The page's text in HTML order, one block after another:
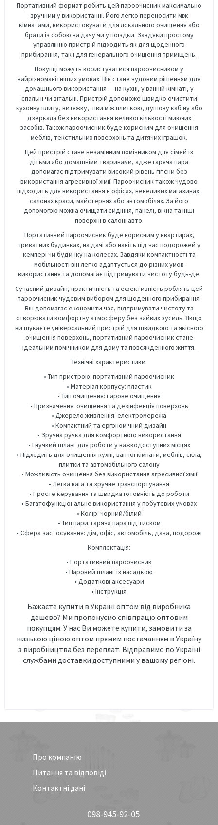
Портативний формат робить цей пароочисник максимально
зручним у використанні. Його легко переносити між
кімнатами, використовувати для локального очищення або
брати із собою на дачу чи у поїздки. Завдяки простому
управлінню пристрій підходить як для щоденного
прибирання, так і для генерального очищення приміщень.
Покупці можуть користуватися пароочисником у
найрізноманітніших умовах. Він стане чудовим рішенням для
домашнього використання — на кухні, у ванній кімнаті, у
спальні чи вітальні. Пристрій допоможе швидко очистити
кухонну плиту, витяжку, шви між плиткою, душову кабіну або
дзеркала без використання великої кількості миючих
засобів. Також пароочисник буде корисним для очищення
меблів, текстильних поверхонь та дитячих іграшок.
Цей пристрій стане незамінним помічником для сімей із
дітьми або домашніми тваринами, адже гаряча пара
допомагає підтримувати високий рівень гігієни без
використання агресивної хімії. Пароочисник також чудово
підходить для використання в офісах, невеликих магазинах,
салонах краси, майстернях або автомобілях. За його
допомогою можна очищати сидіння, панелі, вікна та інші
поверхні в салоні авто.
Портативний пароочисник буде корисним у квартирах,
приватних будинках, на дачі або навіть під час подорожей у
кемпері чи будинку на колесах. Завдяки компактності та
мобільності він легко адаптується до різних умов
використання та допомагає підтримувати чистоту будь-де.
Сучасний дизайн, практичність та ефективність роблять цей
пароочисник чудовим вибором для щоденного прибирання.
Він допомагає економити час, підтримувати чистоту та
створювати комфортну атмосферу без зайвих зусиль. Якщо
ви шукаєте універсальний пристрій для швидкого та якісного
очищення поверхонь, портативний пароочисник стане
ідеальним помічником для дому та повсякденного життя.
Технічні характеристики:
• Тип пристрою: портативний пароочисник
• Матеріал корпусу: пластик
• Тип очищення: парове очищення
• Призначення: очищення та дезінфекція поверхонь
• Джерело живлення: електромережа
• Компактний та ергономічний дизайн
• Зручна ручка для комфортного використання
• Гнучкий шланг для роботи у важкодоступних місцях
• Підходить для очищення кухні, ванної кімнати, меблів, скла,
плитки та автомобільного салону
• Можливість очищення без використання агресивної хімії
• Легка вага та зручне транспортування
• Просте керування та швидка готовність до роботи
• Багатофункціональне використання у побутових умовах
• Колір: чорний/білий
• Тип пари: гаряча пара під тиском
• Сфера застосування: дім, офіс, автомобіль, дача, подорожі
Комплектація:
• Портативний пароочисник
• Паровий шланг із насадкою
• Додаткові аксесуари
• Інструкція
Бажаєте купити в Україні оптом від виробника
дешево? Ми пропонуємо співпрацю оптовим
покупцям. У нас Ви можете купити, замовити за
низькою ціною оптом прямим постачанням в Україну
з виробництва без переплат. Відправимо по Україні
службами доставки доступними у вашому регіоні.
Про компанію
Питання та відповіді
Контактні дані
098-945-92-05